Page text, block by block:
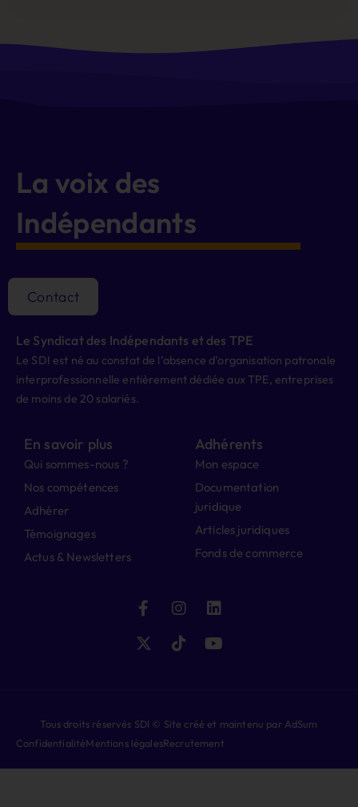
La voix des
Indépendants
Contact
Le Syndicat des Indépendants et des TPE
Le SDI est né au constat de l’absence d’organisation patronale
interprofessionnelle entièrement dédiée aux TPE, entreprises
de moins de 20 salariés.
En savoir plus
Qui sommes-nous ?
Nos compétences
Adhérer
Témoignages
Actus & Newsletters
Adhérents
Mon espace
Documentation
juridique
Articles juridiques
Fonds de commerce
Tous droits réservés SDI © Site créé et maintenu par AdSum
ConfidentialitéMentions légalesRecrutement